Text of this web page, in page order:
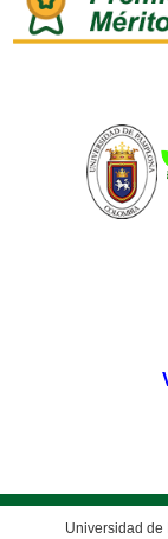
Universidad de